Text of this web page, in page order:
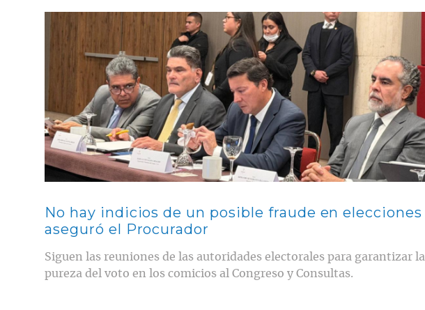
Contenido multimedia principal
No hay indicios de un posible fraude en elecciones
aseguró el Procurador
Siguen las reuniones de las autoridades electorales para garantizar la
pureza del voto en los comicios al Congreso y Consultas.